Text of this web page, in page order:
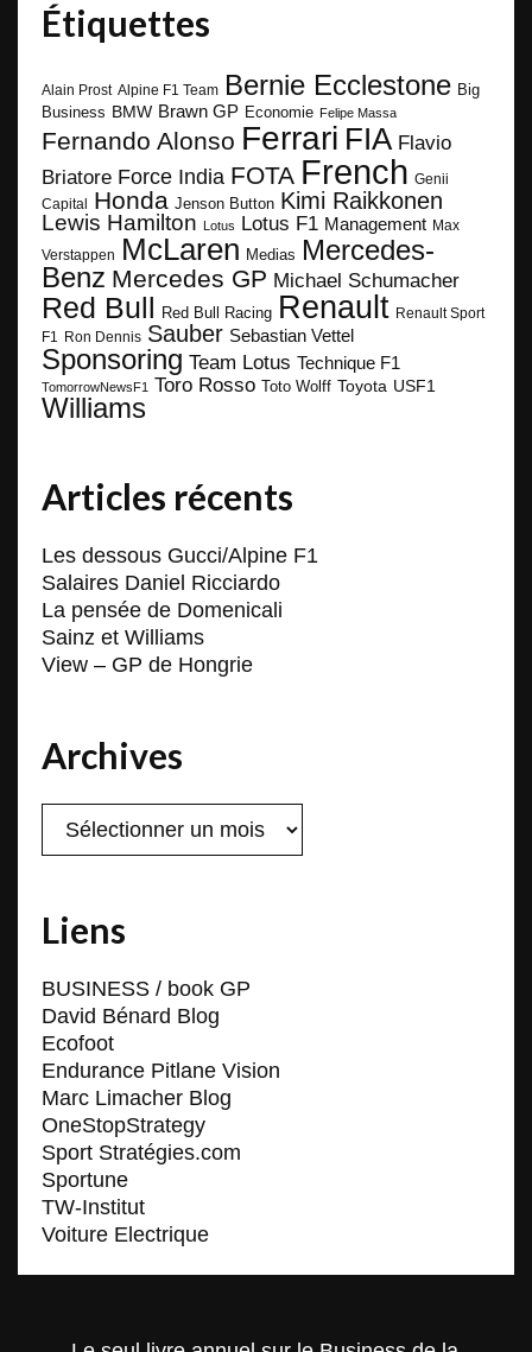
Étiquettes
Alain Prost Alpine F1 Team Bernie Ecclestone Big
Business BMW Brawn GP Economie Felipe Massa
Fernando Alonso Ferrari FIA Flavio
Briatore Force India FOTA French Genii
Capital
Honda Jenson Button Kimi Raikkonen
Lewis Hamilton Lotus Lotus F1 Management Max
Verstappen McLaren Medias
Mercedes-
Benz Mercedes GP Michael Schumacher
Red Bull Red Bull Racing Renault Renault Sport
F1 Ron Dennis Sauber Sebastian Vettel
Sponsoring Team Lotus Technique F1
TomorrowNewsF1 Toro Rosso Toto Wolff Toyota USF1
Williams
Articles récents
Les dessous Gucci/Alpine F1
Salaires Daniel Ricciardo
La pensée de Domenicali
Sainz et Williams
View – GP de Hongrie
Archives
Liens
BUSINESS / book GP
David Bénard Blog
Ecofoot
Endurance Pitlane Vision
Marc Limacher Blog
OneStopStrategy
Sport Stratégies.com
Sportune
TW-Institut
Voiture Electrique